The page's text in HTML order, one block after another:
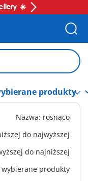
☀️
Nazwa: rosnąco
do najwyższej
do najniższej
wybierane produkty
OFERTY L
Rozbudowa szkoły -
zł
do koszyka